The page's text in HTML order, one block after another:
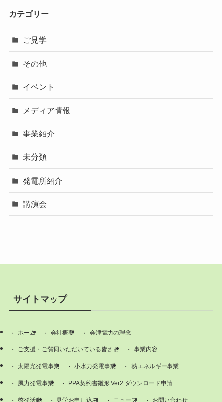
カテゴリー
ご見学
その他
イベント
メディア情報
事業紹介
未分類
発電所紹介
講演会
サイトマップ
ホーム 会社概要 会津電力の理念
ご支援・ご賛同いただいている皆さま 事業内容
太陽光発電事業 小水力発電事業 熱エネルギー事業
風力発電事業 PPA契約書雛形 Ver2 ダウンロード申請
啓発活動 見学お申し込み ニュース お問い合わせ